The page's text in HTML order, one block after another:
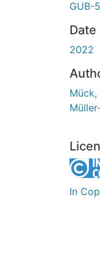
GUB-
Date
2022
Mück,
In